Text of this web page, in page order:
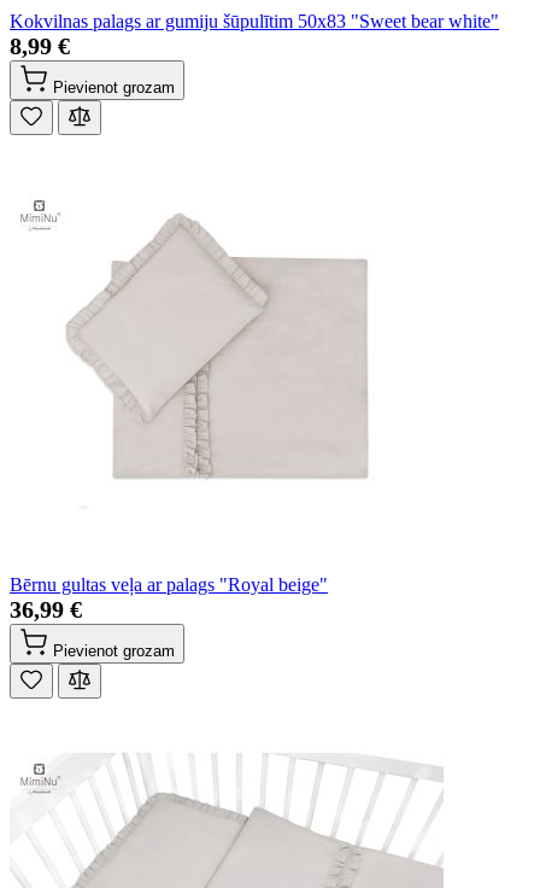
Kokvilnas palags ar gumiju šūpulītim 50x83 "Sweet bear white"
8,99 €
Pievienot grozam
Bērnu gultas veļa ar palags "Royal beige"
36,99 €
Pievienot grozam